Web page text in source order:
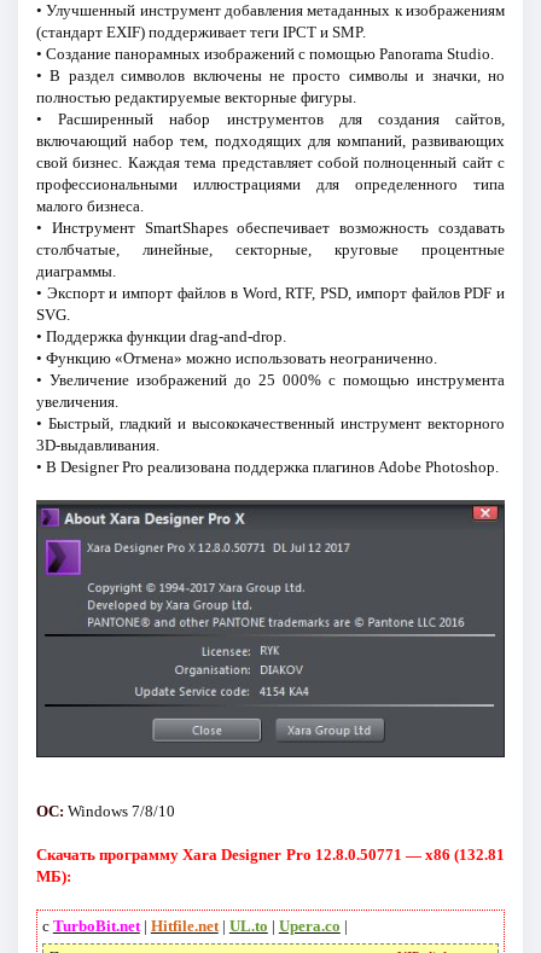
• Улучшенный инструмент добавления метаданных к изображениям
(стандарт EXIF) поддерживает теги IPCT и SMP.
• Создание панорамных изображений с помощью Panorama Studio.
• В раздел символов включены не просто символы и значки, но
полностью редактируемые векторные фигуры.
• Расширенный набор инструментов для создания сайтов,
включающий набор тем, подходящих для компаний, развивающих
свой бизнес. Каждая тема представляет собой полноценный сайт с
профессиональными иллюстрациями для определенного типа
малого бизнеса.
• Инструмент SmartShapes обеспечивает возможность создавать
столбчатые, линейные, секторные, круговые процентные
диаграммы.
• Экспорт и импорт файлов в Word, RTF, PSD, импорт файлов PDF и
SVG.
• Поддержка функции drag-and-drop.
• Функцию «Отмена» можно использовать неограниченно.
• Увеличение изображений до 25 000% с помощью инструмента
увеличения.
• Быстрый, гладкий и высококачественный инструмент векторного
3D-выдавливания.
• В Designer Pro реализована поддержка плагинов Adobe Photoshop.
ОС: Windows 7/8/10
Скачать программу Xara Designer Pro 12.8.0.50771 — x86 (132.81
МБ):
с TurboBit.net| Hitfile.net| UL.to | Upera.co |